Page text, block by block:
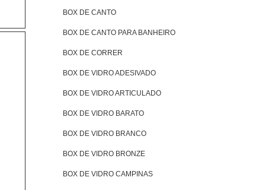
BOX DE CANTO
BOX DE CANTO PARA BANHEIRO
BOX DE CORRER
BOX DE VIDRO ADESIVADO
BOX DE VIDRO ARTICULADO
BOX DE VIDRO BARATO
BOX DE VIDRO BRANCO
BOX DE VIDRO BRONZE
BOX DE VIDRO CAMPINAS